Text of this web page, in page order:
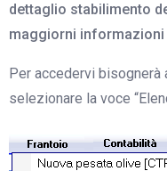
dettaglio stabilimento
maggiorni informazioni
Per accedervi bisognerà
selezionare la voce